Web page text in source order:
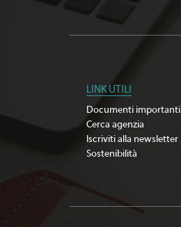
LINK UTILI
Documenti importanti
Cerca agenzia
Iscriviti alla newsletter
Sostenibilità